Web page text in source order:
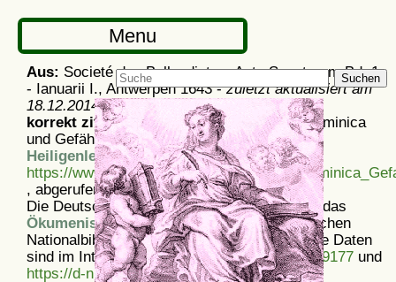
Menu
Suchen
Aus: Societé des Bollandistes: Acta Sanctorum Bd. 1
- Ianuarii I., Antwerpen 1643 -zuletzt aktualisiert am
18.12.2014
korrekt zitieren: ArtikelActa Sanctorum: Dominica
und Gefährtinnen, aus demÖkumenischen
Heiligenlexikon-
https://www.heiligenlexikon.de/ASJanuar/
, abgerufen am 9. 8. 2026
Die Deutsche Nationalbibliothek verzeichnet das
Ökumenische Heiligenlexikonin der Deutschen
Nationalbibliografie; detaillierte bibliografische Daten
sind im Internet überhttps://d-nb.info/1175439177 und
https://d-nb.info/969828497abrufbar.